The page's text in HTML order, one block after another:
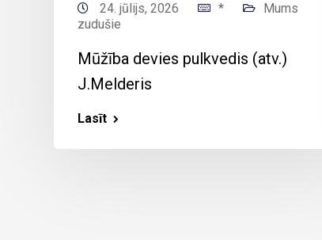
24. jūlijs, 2026 *
Mums
zudušie
Mūžība devies pulkvedis (atv.)
J.Melderis
Lasīt